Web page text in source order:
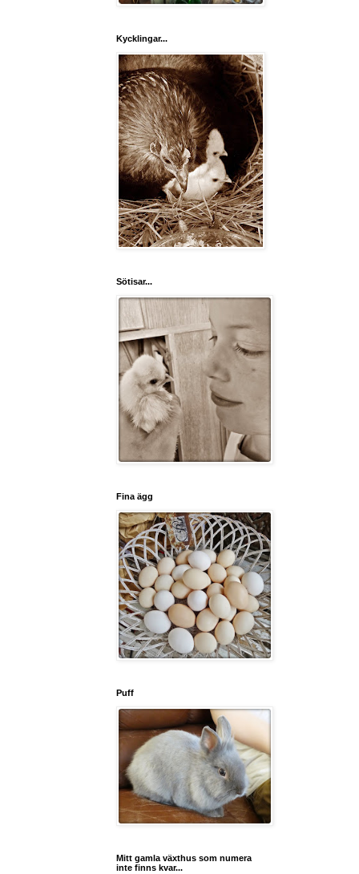
Kycklingar...
Sötisar...
Fina ägg
Puff
Mitt gamla växthus som numera
inte finns kvar...